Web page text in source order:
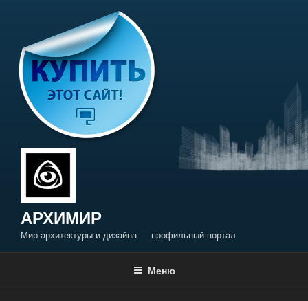
содержимому
АРХИМИР
Мир архитектуры и дизайна — профильный портал
Меню